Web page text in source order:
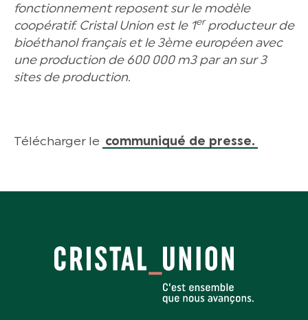
fonctionnement reposent sur le modèle
coopératif. Cristal Union est le 1erproducteur de
bioéthanol français et le 3ème européen avec
une production de 600 000 m3 par an sur 3
sites de production.
Télécharger le communiqué de presse.